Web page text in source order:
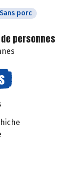
Sans porc
personnes